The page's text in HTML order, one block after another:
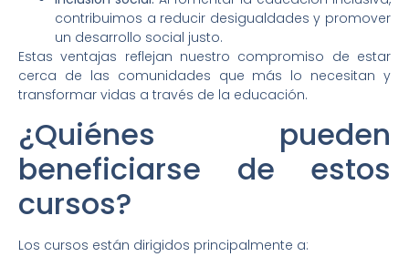
contribuimos a reducir desigualdades y promover
un desarrollo social justo.
Estas ventajas reflejan nuestro compromiso de estar
cerca de las comunidades que más lo necesitan y
transformar vidas a través de la educación.
¿Quiénes pueden
beneficiarse de estos
cursos?
Los cursos están dirigidos principalmente a: